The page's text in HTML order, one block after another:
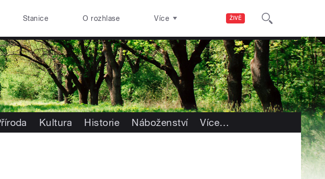
ŽIVĚ
Stanice O rozhlase Více
Kultura Historie Náboženství Více…